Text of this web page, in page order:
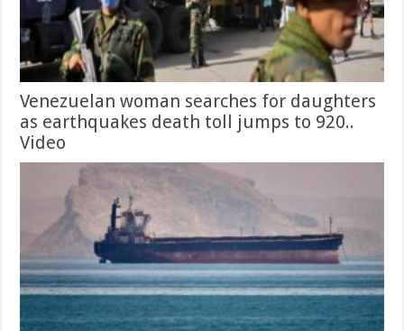
Venezuelan woman searches for daughters
as earthquakes death toll jumps to 920..
Video